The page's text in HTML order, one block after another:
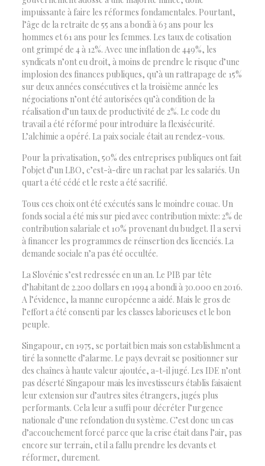
impuissante à faire les réformes fondamentales. Pourtant,
l’âge de la retraite de 55 ans a bondi à 63 ans pour les
hommes et 61 ans pour les femmes. Les taux de cotisation
ont grimpé de 4 à 12%. Avec une inflation de 449%, les
syndicats n’ont eu droit, à moins de prendre le risque d’une
implosion des finances publiques, qu’à un rattrapage de 15%
sur deux années consécutives et la troisième année les
négociations n’ont été autorisées qu’à condition de la
réalisation d’un taux de productivité de 2%. Le code du
travail a été réformé pour introduire la flexisécurité.
L’alchimie a opéré. La paix sociale était au rendez-vous.
Pour la privatisation, 50% des entreprises publiques ont fait
l’objet d’un LBO, c’est-à-dire un rachat par les salariés. Un
quart a été cédé et le reste a été sacrifié.
Tous ces choix ont été exécutés sans le moindre couac. Un
fonds social a été mis sur pied avec contribution mixte: 2% de
contribution salariale et 10% provenant du budget. Il a servi
à financer les programmes de réinsertion des licenciés. La
demande sociale n’a pas été occultée.
La Slovénie s’est redressée en un an. Le PIB par tête
d’habitant de 2.200 dollars en 1994 a bondi à 30.000 en 2016.
A l’évidence, la manne européenne a aidé. Mais le gros de
l’effort a été consenti par les classes laborieuses et le bon
peuple.
Singapour, en 1975, se portait bien mais son establishment a
tiré la sonnette d’alarme. Le pays devrait se positionner sur
des chaînes à haute valeur ajoutée, a-t-il jugé. Les IDE n’ont
pas déserté Singapour mais les investisseurs établis faisaient
leur extension sur d’autres sites étrangers, jugés plus
performants. Cela leur a suffi pour décréter l’urgence
nationale d’une refondation du système. C’est donc un cas
d’accouchement forcé parce que la crise était dans l’air, pas
encore sur terrain, et il a fallu prendre les devants et
réformer, durement.